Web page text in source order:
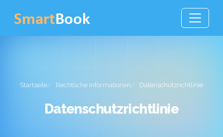
Startseite Rechtliche Informationen Datenschutzrichtlinie
Datenschutzrichtlinie